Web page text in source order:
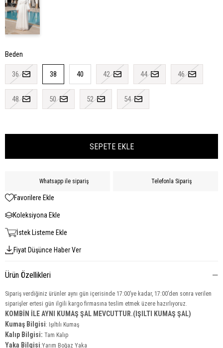
Beden
36 38 40 42 44 46
48 50 52 54
Whatsapp ile sipariş Telefonla Sipariş
Favorilere Ekle
Koleksiyona Ekle
İstek Listeme Ekle
Fiyat Düşünce Haber Ver
Ürün Özellikleri
Sipariş verdiğiniz ürünler aynı gün içerisinde 17:00’ye kadar, 17:00’den sonra verilen
siparişler ertesi gün ilgili kargo firmasına teslim etmek üzere hazırlıyoruz.
KOMBİN İLE AYNI KUMAŞ ŞAL MEVCUTTUR.(IŞILTI KUMAŞ ŞAL)
Kumaş Bilgisi: Işıltılı Kumaş
Kalıp Bilgisi: Tam Kalıp
Yaka Bilgisi:Yarım Boğaz Yaka